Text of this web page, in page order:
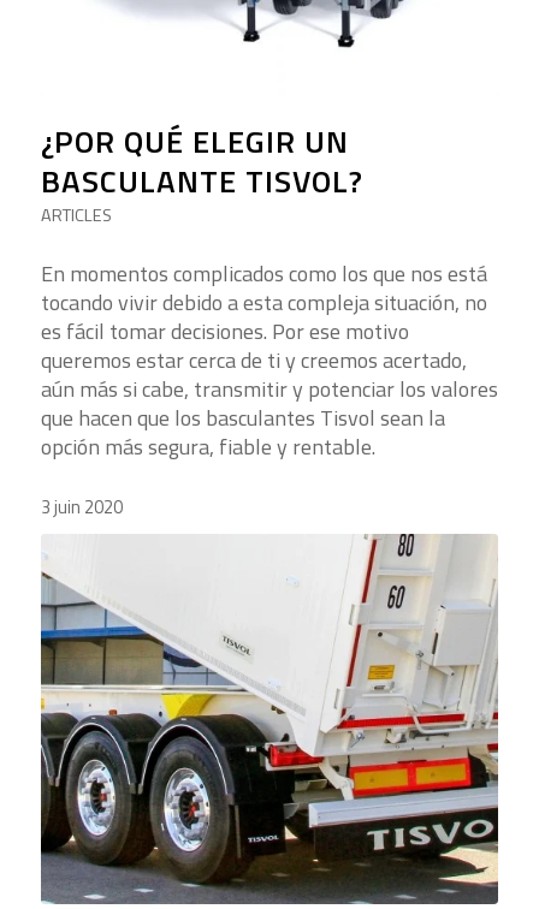
¿POR QUÉ ELEGIR UN
BASCULANTE TISVOL?
ARTICLES
En momentos complicados como los que nos está
tocando vivir debido a esta compleja situación, no
es fácil tomar decisiones. Por ese motivo
queremos estar cerca de ti y creemos acertado,
aún más si cabe, transmitir y potenciar los valores
que hacen que los basculantes Tisvol sean la
opción más segura, fiable y rentable.
3 juin 2020